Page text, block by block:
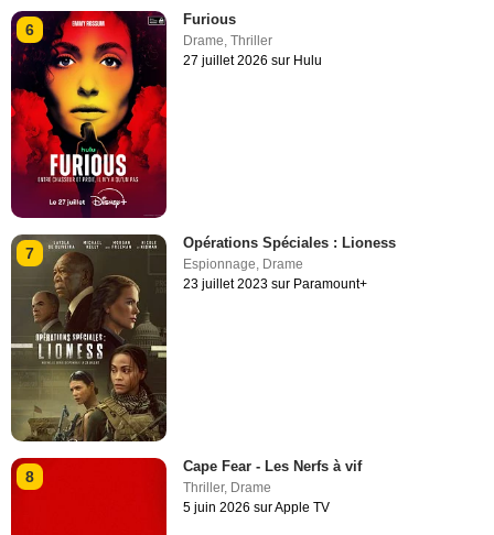
6
Furious
Drame ,Thriller
27 juillet 2026 sur Hulu
7
Opérations Spéciales : Lioness
Espionnage, Drame
23 juillet 2023 sur Paramount+
8
Cape Fear - Les Nerfs à vif
Thriller, Drame
5 juin 2026 sur Apple TV